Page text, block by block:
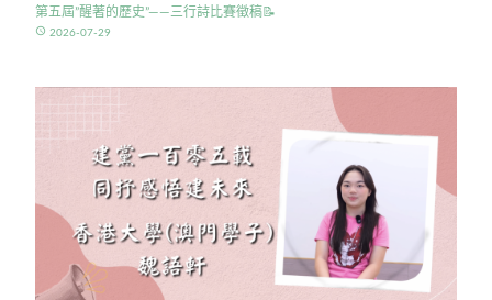
第五屆”醒著的歷史”——三行詩比賽徵稿📝
access_time 2026-07-29